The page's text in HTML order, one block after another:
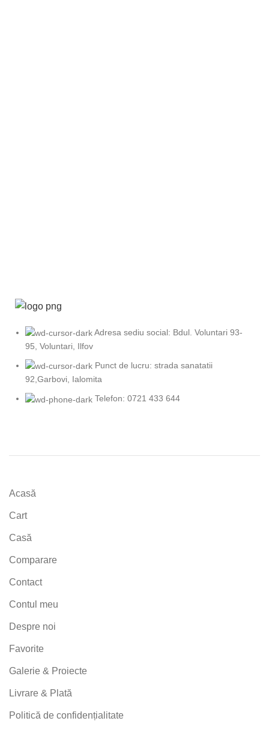
Adresa sediu social: Bdul. Voluntari 93-
95, Voluntari, Ilfov
Punct de lucru: strada sanatatii
92,Garbovi, Ialomita
Telefon: 0721 433 644
Acasă
Cart
Casă
Comparare
Contact
Contul meu
Despre noi
Favorite
Galerie & Proiecte
Livrare & Plată
Politică de confidențialitate